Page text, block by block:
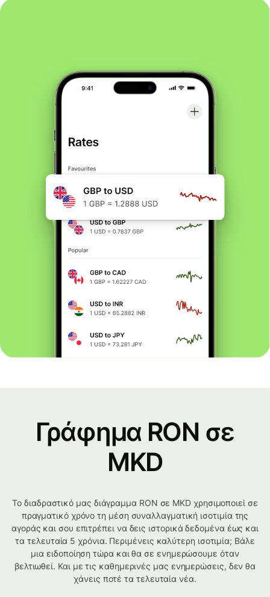
Γράφημα RON σε
MKD
Το διαδραστικό μας διάγραμμα RON σε MKD χρησιμοποιεί σε
πραγματικό χρόνο τη μέση συναλλαγματική ισοτιμία της
αγοράς και σου επιτρέπει να δεις ιστορικά δεδομένα έως και
τα τελευταία 5 χρόνια. Περιμένεις καλύτερη ισοτιμία; Βάλε
μια ειδοποίηση τώρα και θα σε ενημερώσουμε όταν
βελτιωθεί. Και με τις καθημερινές μας ενημερώσεις, δεν θα
χάνεις ποτέ τα τελευταία νέα.